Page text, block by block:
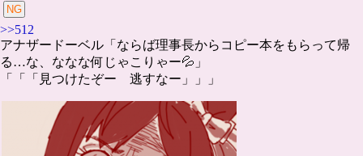
>>512
アナザードーベル「ならば理事長からコピー本をもらって帰
る…な、ななな何じゃこりゃー💦」
「「「見つけたぞー 逃すなー」」」